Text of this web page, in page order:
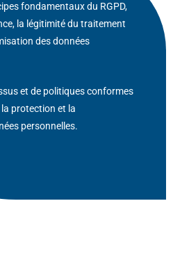
fondamentaux du RGPD,
la légitimité du traitement
des données
et de politiques conformes
protection et la
personnelles.